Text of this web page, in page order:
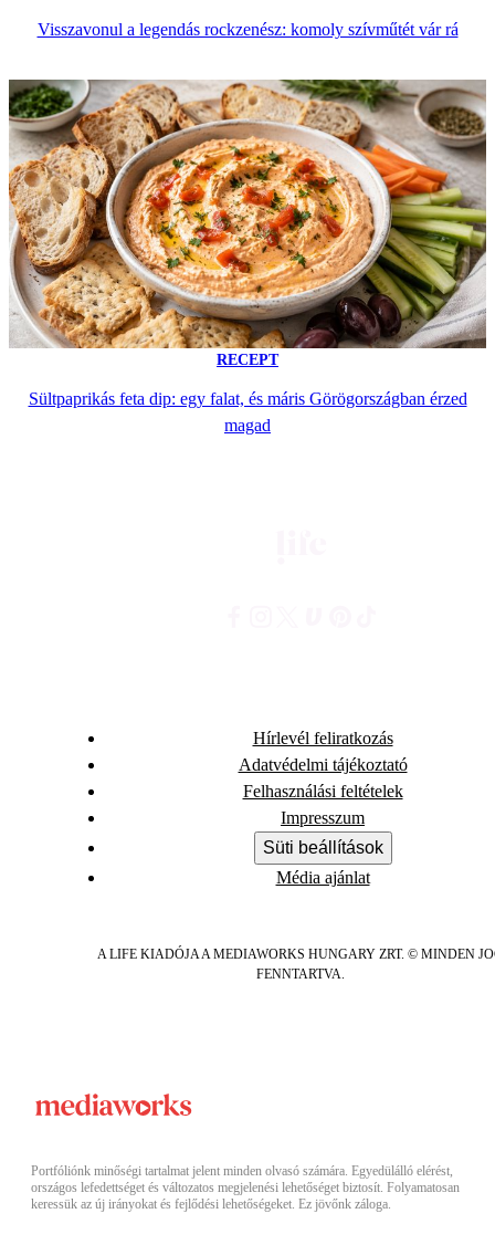
Visszavonul a legendás rockzenész: komoly szívműtét vár rá
RECEPT
Sültpaprikás feta dip: egy falat, és máris Görögországban érzed
magad
Hírlevél feliratkozás
Adatvédelmi tájékoztató
Felhasználási feltételek
Impresszum
Süti beállítások
Média ajánlat
A LIFE KIADÓJA A MEDIAWORKS HUNGARY ZRT. © MINDEN
FENNTARTVA.
Portfóliónk minőségi tartalmat jelent minden olvasó számára. Egyedülálló elérést,
országos lefedettséget és változatos megjelenési lehetőséget biztosít. Folyamatosan
keressük az új irányokat és fejlődési lehetőségeket. Ez jövőnk záloga.